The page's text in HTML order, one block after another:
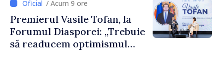
construi comunități mai
puternice”
/ Acum 9 ore
Premierul Vasile Tofan, la
Forumul Diasporei: „Trebuie
să readucem optimismul